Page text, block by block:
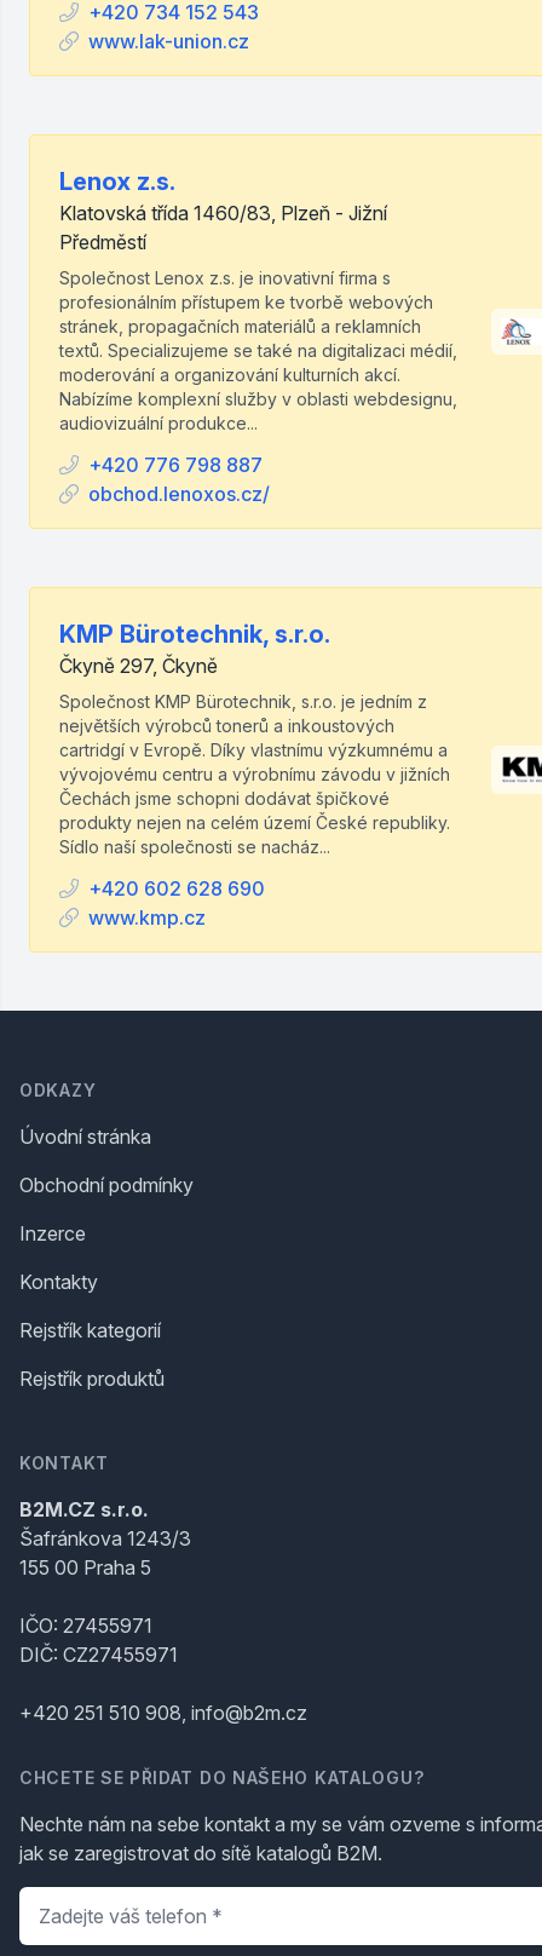
+420 734 152 543
www.lak-union.cz
Lenox z.s.
Klatovská třída 1460/83, Plzeň - Jižní
Předměstí
Společnost Lenox z.s. je inovativní firma s
profesionálním přístupem ke tvorbě webových
stránek, propagačních materiálů a reklamních
textů. Specializujeme se také na digitalizaci médií,
moderování a organizování kulturních akcí.
Nabízíme komplexní služby v oblasti webdesignu,
audiovizuální produkce...
+420 776 798 887
obchod.lenoxos.cz/
KMP Bürotechnik, s.r.o.
Čkyně 297, Čkyně
Společnost KMP Bürotechnik, s.r.o. je jedním z
největších výrobců tonerů a inkoustových
cartridgí v Evropě. Díky vlastnímu výzkumnému a
vývojovému centru a výrobnímu závodu v jižních
Čechách jsme schopni dodávat špičkové
produkty nejen na celém území České republiky.
Sídlo naší společnosti se nacház...
+420 602 628 690
www.kmp.cz
ODKAZY
Úvodní stránka
Obchodní podmínky
Inzerce
Kontakty
Rejstřík kategorií
Rejstřík produktů
KONTAKT
B2M.CZ s.r.o.
Šafránkova 1243/3
155 00 Praha 5
IČO: 27455971
DIČ: CZ27455971
+420 251 510 908, info@b2m.cz
CHCETE SE PŘIDAT DO NAŠEHO KATALOGU?
Nechte nám na sebe kontakt a my se vám ozveme s
jak se zaregistrovat do sítě katalogů B2M.
Telefon